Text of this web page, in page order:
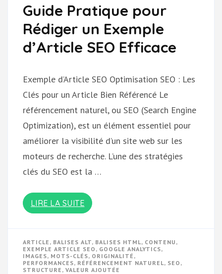
Guide Pratique pour
Rédiger un Exemple
d’Article SEO Efficace
Exemple d’Article SEO Optimisation SEO : Les
Clés pour un Article Bien Référencé Le
référencement naturel, ou SEO (Search Engine
Optimization), est un élément essentiel pour
améliorer la visibilité d’un site web sur les
moteurs de recherche. L’une des stratégies
clés du SEO est la …
LIRE LA SUITE
ARTICLE , BALISES ALT, BALISES HTML, CONTENU ,
EXEMPLE ARTICLE SEO , GOOGLE ANALYTICS,
IMAGES, MOTS-CLÉS, ORIGINALITÉ ,
PERFORMANCES, RÉFÉRENCEMENT NATUREL, SEO ,
STRUCTURE , VALEUR AJOUTÉE